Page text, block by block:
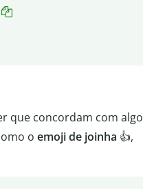
que concordam com algo
o emoji de joinha 👍,